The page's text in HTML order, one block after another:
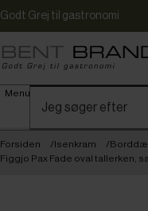
Godt Grej til gastronomi
Menu
Forsiden Isenkram
Figgjo Pax Fade oval tallerken,